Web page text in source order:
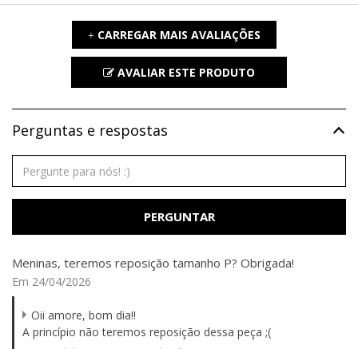
+ CARREGAR MAIS AVALIAÇÕES
AVALIAR ESTE PRODUTO
Perguntas e respostas
PERGUNTAR
Meninas, teremos reposição tamanho P? Obrigada!
Em 24/04/2026
Oii amore, bom dia!!
A princípio não teremos reposição dessa peça ;(